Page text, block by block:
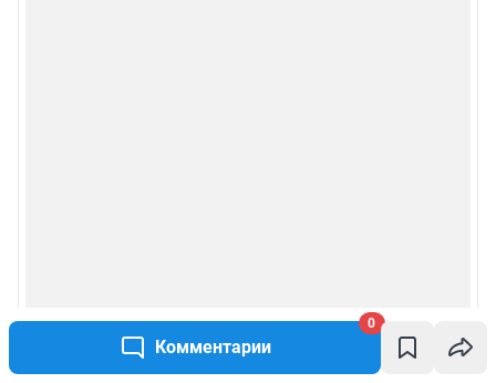
Комментарии
0